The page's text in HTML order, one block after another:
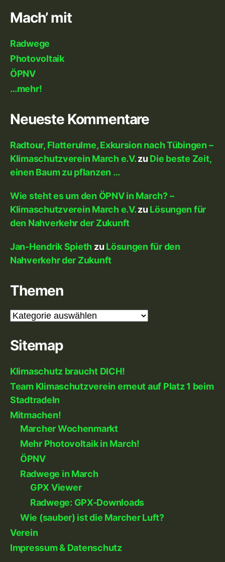
Mach’ mit
Radwege
Photovoltaik
ÖPNV
…mehr!
Neueste Kommentare
Radtour, Flatterulme, Exkursion nach Tübingen –
Klimaschutzverein March e.V.zu Die beste Zeit,
einen Baum zu pflanzen …
Wie steht es um den ÖPNV in March? –
Klimaschutzverein March e.V.zu Lösungen für
den Nahverkehr der Zukunft
Jan-Hendrik Spieth zu Lösungen für den
Nahverkehr der Zukunft
Themen
Themen
Sitemap
Klimaschutz braucht DICH!
Team Klimaschutzverein erneut auf Platz 1 beim
Stadtradeln
Mitmachen!
Marcher Wochenmarkt
Mehr Photovoltaik in March!
ÖPNV
Radwege in March
GPX Viewer
Radwege: GPX-Downloads
Wie (sauber) ist die Marcher Luft?
Verein
Impressum & Datenschutz